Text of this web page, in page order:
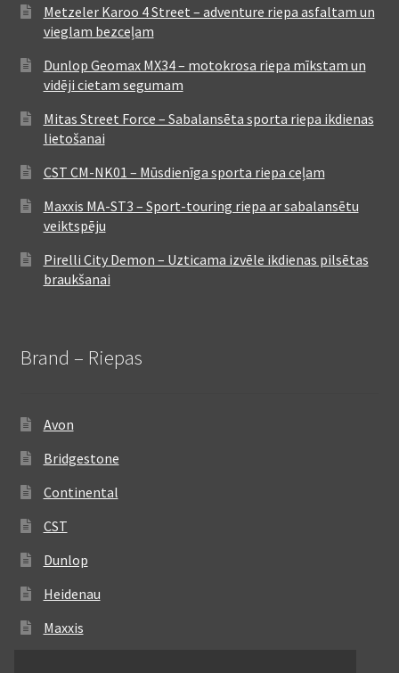
Metzeler Karoo 4 Street – adventure riepa asfaltam un
vieglam bezceļam
Dunlop Geomax MX34 – motokrosa riepa mīkstam un
vidēji cietam segumam
Mitas Street Force – Sabalansēta sporta riepa ikdienas
lietošanai
CST CM-NK01 – Mūsdienīga sporta riepa ceļam
Maxxis MA-ST3 – Sport-touring riepa ar sabalansētu
veiktspēju
Pirelli City Demon – Uzticama izvēle ikdienas pilsētas
braukšanai
Brand – Riepas
Avon
Bridgestone
Continental
CST
Dunlop
Heidenau
Maxxis